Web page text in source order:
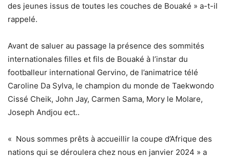
des jeunes issus de toutes les couches de Bouaké » a-t-il
rappelé.
Avant de saluer au passage la présence des sommités
internationales filles et fils de Bouaké à l’instar du
footballeur international Gervino, de l’animatrice télé
Caroline Da Sylva, le champion du monde de Taekwondo
Cissé Cheik, John Jay, Carmen Sama, Mory le Molare,
Joseph Andjou ect..
« Nous sommes prêts à accueillir la coupe d’Afrique des
nations qui se déroulera chez nous en janvier 2024 » a